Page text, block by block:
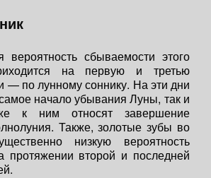
сбываемости этого
на первую и третью
— по лунному соннику. На эти дни
начало убывания Луны, так и
к ним относят завершение
Также, золотые зубы во
низкую вероятность
протяжении второй и последней